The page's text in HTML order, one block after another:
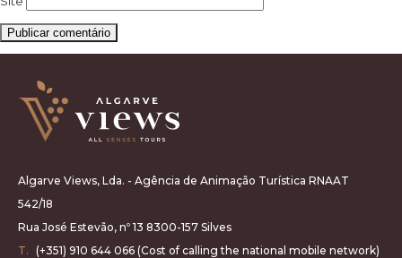
Algarve Views, Lda. - Agência de Animação Turística RNAAT
542/18
Rua José Estevão, nº 13 8300-157 Silves
T. (+351) 910 644 066 (Cost of calling the national mobile network)